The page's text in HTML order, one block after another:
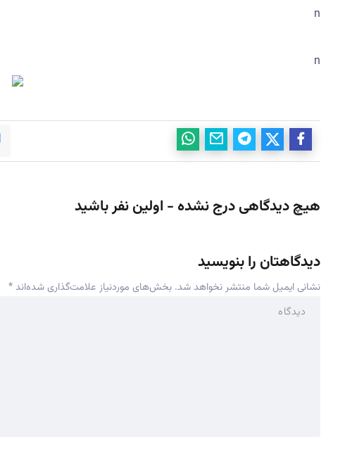
n
n
هیچ دیدگاهی درج نشده - اولین نفر باشید
دیدگاهتان را بنویسید
نشانی ایمیل شما منتشر نخواهد شد. بخش‌های موردنیاز علامت‌گذاری شده‌اند*